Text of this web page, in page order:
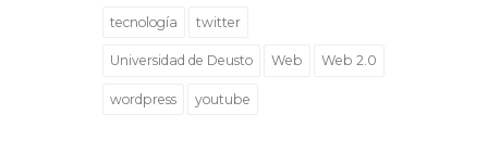
tecnología twitter
Universidad de Deusto Web Web 2.0
wordpress youtube